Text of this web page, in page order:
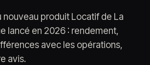
produit Locatif de La
lancé en 2026 : rendement,
avec les opérations,
avis.